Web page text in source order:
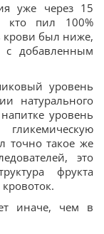
уже через 15
кто пил 100%
крови был ниже,
с добавленным
уровень
натурального
уровень
точно такое же
это
фрукта
иначе, чем в